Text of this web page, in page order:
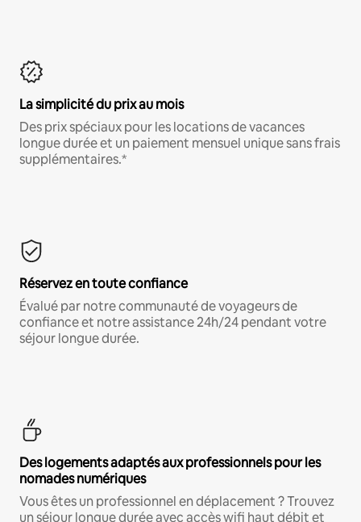
La simplicité du prix au mois
Des prix spéciaux pour les locations de vacances
longue durée et un paiement mensuel unique sans frais
supplémentaires.*
Réservez en toute confiance
Évalué par notre communauté de voyageurs de
confiance et notre assistance 24h/24 pendant votre
séjour longue durée.
Des logements adaptés aux professionnels pour les
nomades numériques
Vous êtes un professionnel en déplacement ? Trouvez
un séjour longue durée avec accès wifi haut débit et